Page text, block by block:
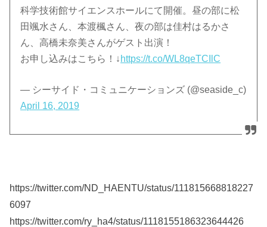
科学技術館サイエンスホールにて開催。昼の部に松
田颯水さん、本渡楓さん、夜の部は佳村はるかさ
ん、高橋未奈美さんがゲスト出演！
お申し込みはこちら！↓ https://t.co/WL8qeTCIlC
— シーサイド・コミュニケーションズ (@seaside_c)
April 16, 2019
https://twitter.com/ND_HAENTU/status/111815668818227
6097
https://twitter.com/ry_ha4/status/1118155186323644426